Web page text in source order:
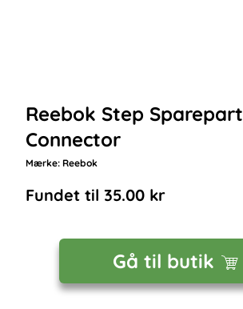
Reebok Step Sparepart
Connector
Mærke: Reebok
Fundet til 35.00 kr
Gå til butik